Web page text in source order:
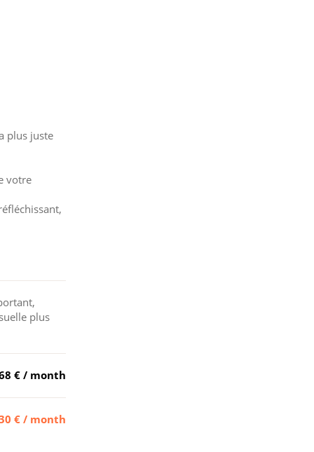
plus juste
votre
plus
€ / month
€ / month